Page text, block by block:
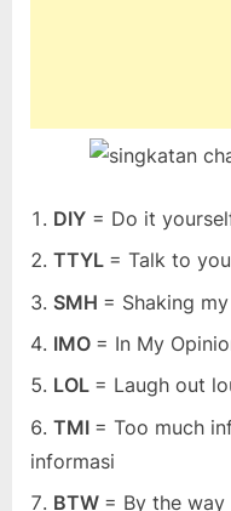
DIY = Do it
TTYL = Talk to
SMH = Shaking
IMO = In My
LOL = Laugh out
TMI = Too much
informasi
BTW = By the